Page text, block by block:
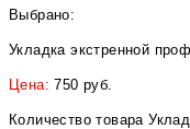
Выбрано:
Укладка экстренной
Цена:750 руб.
Количество товара